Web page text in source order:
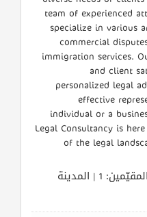
team of experienced
specialize in various
commercial
immigration services.
and client
personalized legal
effective
individual or a
Legal Consultancy is
of the legal